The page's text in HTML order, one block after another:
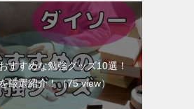
すすめな勉強グッズ10選！
厳選紹介！（75 view）